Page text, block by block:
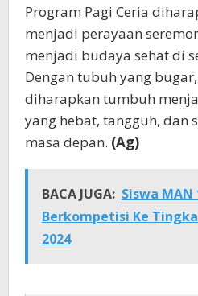
Program Pagi Ceria
menjadi perayaan
menjadi budaya sehat di
Dengan tubuh yang
diharapkan tumbuh
yang hebat, tangguh, dan
masa depan. (Ag)
BACA JUGA: Siswa MAN
Berkompetisi Ke
2024